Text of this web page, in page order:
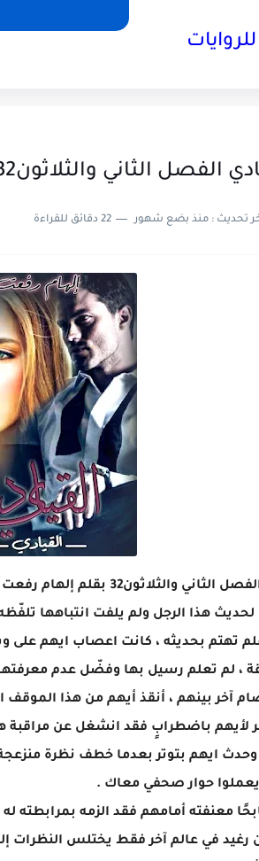
الثاني والثلاثون32 بقلم إلهام رفعت
تحديث : منذ بضع شهور 22 دقائق للقراءة
والثلاثون32 بقلم إلهام رفعت
لحديث هذا الرجل ولم يلفت انتباهها
تهتم بحديثه ، كانت اعصاب ايهم على
، لم تعلم رسيل بها وفضّل عدم
آخر بينهم ، أنقذ أيهم من هذا الموقف
لأيهم باضطرابٍ فقد انشغل عن مراقبة
ايهم بتوتر بعدما خطف نظرة منزعجة
يعملوا حوار صحفي معاك .
معنفته أمامهم فقد الزمه بمرابطته
رغيد في عالم آخر فقط يختلس النظرات